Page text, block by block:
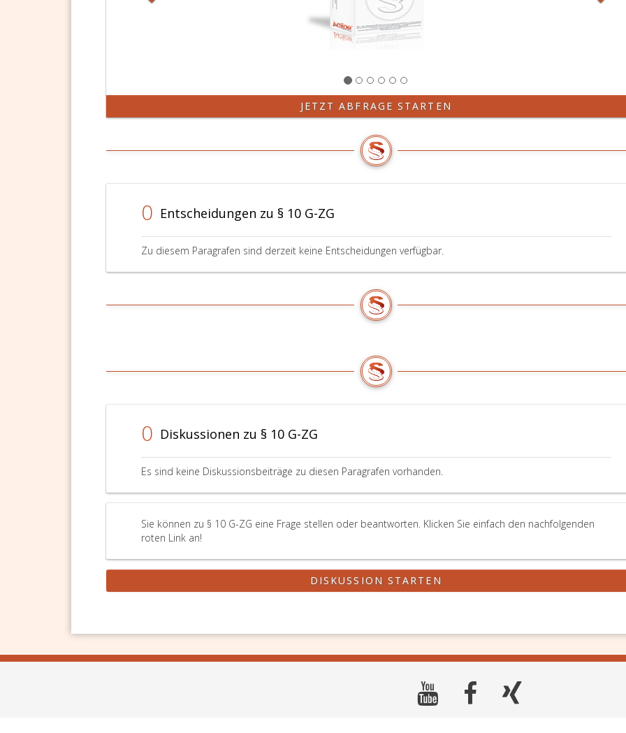
JETZT ABFRAGE STARTEN
0 Entscheidungen zu § 10 G-ZG
Zu diesem Paragrafen sind derzeit keine Entscheidungen verfügbar.
0 Diskussionen zu § 10 G-ZG
Es sind keine Diskussionsbeiträge zu diesen Paragrafen vorhanden.
Sie können zu § 10 G-ZG eine Frage stellen oder beantworten. Klicken Sie einfach den nachfolgenden
roten Link an!
DISKUSSION STARTEN